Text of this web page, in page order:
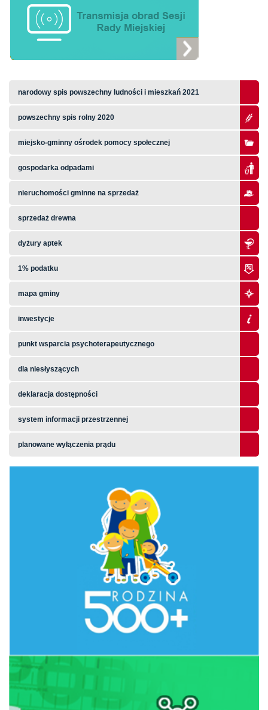
narodowy spis powszechny ludności i mieszkań 2021
powszechny spis rolny 2020
miejsko-gminny ośrodek pomocy społecznej
gospodarka odpadami
nieruchomości gminne na sprzedaż
sprzedaż drewna
dyżury aptek
1% podatku
mapa gminy
inwestycje
punkt wsparcia psychoterapeutycznego
dla niesłyszących
deklaracja dostępności
system informacji przestrzennej
planowane wyłączenia prądu